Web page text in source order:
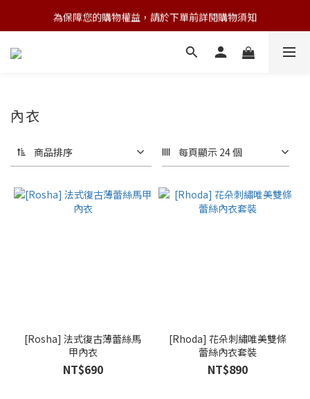
💌 Nearby收藏家｜任選三件 9折 五件 88折
為保障您的購物權益，請於下單前詳閱購物須知
💌 Nearby收藏家｜任選三件 9折 五件 88折
內衣
商品排序 每頁顯示 24 個
[Rosha] 法式復古薄蕾絲馬
甲內衣
NT$690
[Rhoda] 花朵刺繡唯美雙條
蕾絲內衣套裝
NT$890